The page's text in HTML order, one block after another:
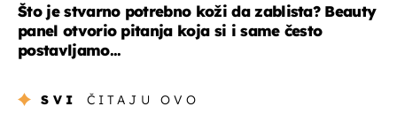
Što je stvarno potrebno koži da zablista? Beauty
panel otvorio pitanja koja si i same često
postavljamo...
SVI ČITAJU OVO